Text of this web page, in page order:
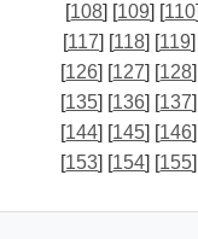
[108] [109] [110
[117] [118] [119
[126] [127] [128
[135] [136] [137
[144] [145] [146
[153] [154] [155